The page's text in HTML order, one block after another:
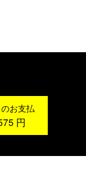
お支払
円